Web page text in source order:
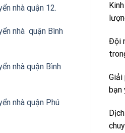
nhà quận 12.
nhà quận Bình
nhà quận Bình
nhà quận Phú
Đội
Giải
bạn